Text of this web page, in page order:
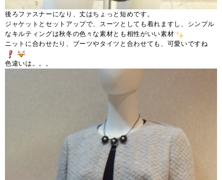
後ろファスナーになり、丈はちょっと短めです。
ジャケットとセットアップで、スーツとしても着れますし、シンプル
なキルティングは秋冬の色々な素材とも相性がいい素材
ニットに合わせたり、ブーツやタイツと合わせても、可愛いですね
色違いは。。。